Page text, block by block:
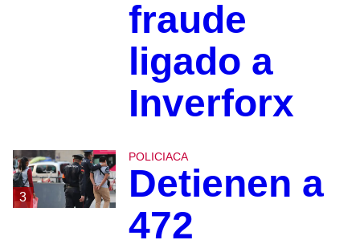
fraude
ligado a
Inverforx
3
POLICIACA
Detienen a
472